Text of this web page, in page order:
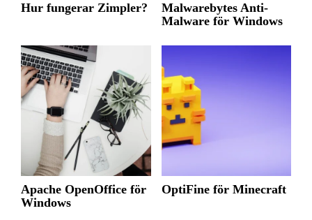
Hur fungerar Zimpler?
Malwarebytes Anti-
Malware för Windows
Apache OpenOffice för
Windows
OptiFine för Minecraft